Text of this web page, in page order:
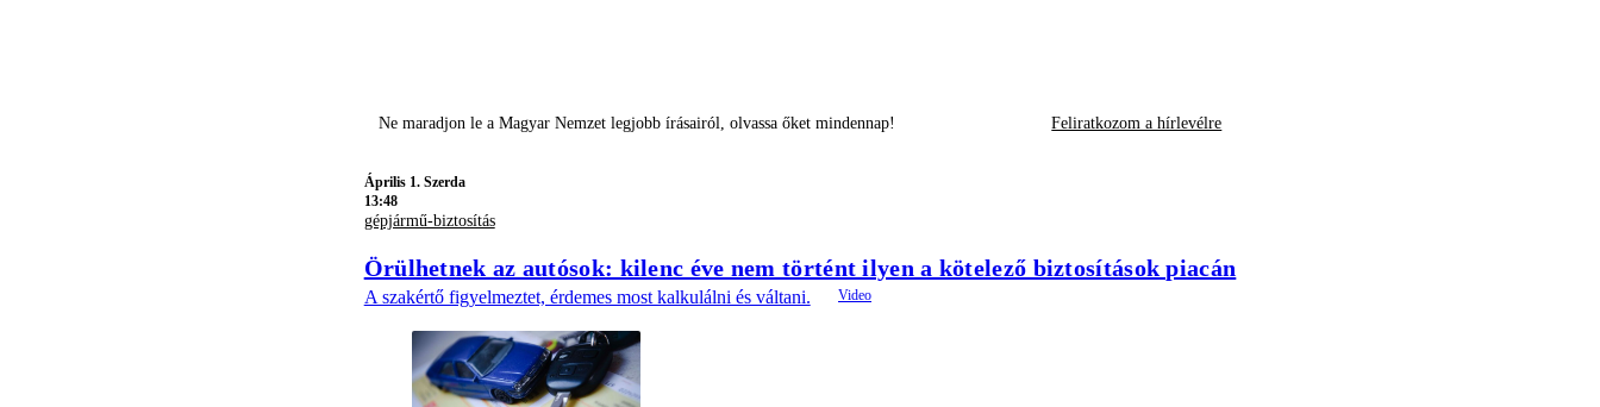
Ne maradjon le a Magyar Nemzet legjobb írásairól, olvassa őket mindennap! Feliratkozom a hírlevélre
Április 1. Szerda
13:48
gépjármű-biztosítás
Örülhetnek az autósok: kilenc éve nem történt ilyen a kötelező biztosítások piacán
A szakértő figyelmeztet, érdemes most kalkulálni és váltani.